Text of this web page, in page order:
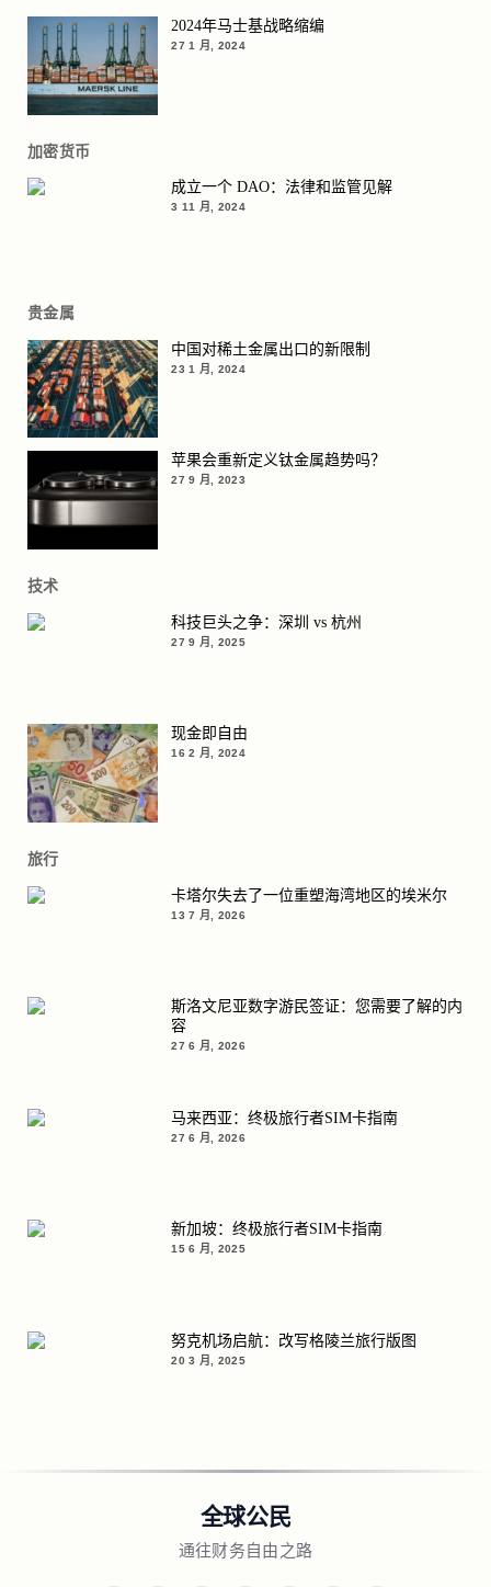
2024年马士基战略缩编
27 1 月, 2024
加密货币
成立一个 DAO：法律和监管见解
3 11 月, 2024
贵金属
中国对稀土金属出口的新限制
23 1 月, 2024
苹果会重新定义钛金属趋势吗？
27 9 月, 2023
技术
科技巨头之争：深圳 vs 杭州
27 9 月, 2025
现金即自由
16 2 月, 2024
旅行
卡塔尔失去了一位重塑海湾地区的埃米尔
13 7 月, 2026
斯洛文尼亚数字游民签证：您需要了解的内
容
27 6 月, 2026
马来西亚：终极旅行者SIM卡指南
27 6 月, 2026
新加坡：终极旅行者SIM卡指南
15 6 月, 2025
努克机场启航：改写格陵兰旅行版图
20 3 月, 2025
全球公民
通往财务自由之路